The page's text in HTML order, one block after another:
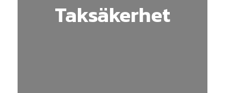
Taksäkerhet